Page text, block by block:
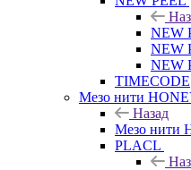
NEW
NEW
NEW
TIMECODE
Мезо нити
Назад
Мезо нити
PLACL